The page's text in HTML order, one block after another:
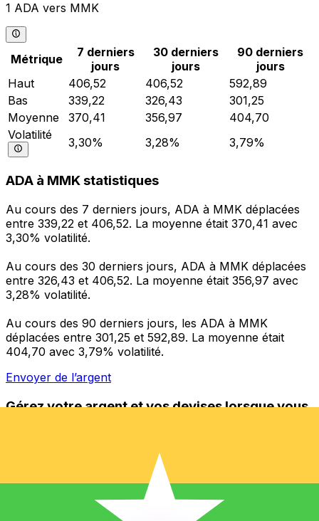
1 ADA vers MMK
Métrique
7 derniers
jours
30 derniers
jours
90 derniers
jours
Haut
406,52 406,52
592,89
Bas
339,22 326,43
301,25
Moyenne
370,41 356,97
404,70
Volatilité
3,30% 3,28% 3,79%
ADA à MMK statistiques
Au cours des 7 derniers jours, ADA à MMK déplacées
entre 339,22 et 406,52. La moyenne était 370,41 avec
3,30% volatilité.
Au cours des 30 derniers jours, ADA à MMK déplacées
entre 326,43 et 406,52. La moyenne était 356,97 avec
3,28% volatilité.
Au cours des 90 derniers jours, les ADA à MMK
déplacées entre 301,25 et 592,89. La moyenne était
404,70 avec 3,79% volatilité.
Envoyer de l’argent
Gérez votre argent et vos devises lorsque vous
L'application Xe réunit toutes les fonctionnalités
nécessaires pour vos transferts d'argent internationaux
et la gestion de vos devises. Convertissez des devises,
programmez des alertes de taux et transférez de
l'argent à l'étranger sans frais cachés. Téléchargez